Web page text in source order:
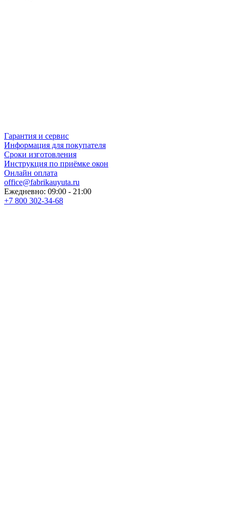
Гарантия и сервис
Информация для покупателя
Сроки изготовления
Инструкция по приёмке окон
Онлайн оплата
office@fabrikauyuta.ru
Ежедневно: 09:00 - 21:00
+7 800 302-34-68